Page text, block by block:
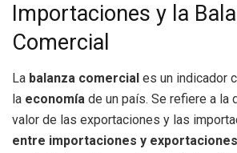
Importaciones y la
Comercial
La balanza comercial es un indicador
la economía de un país. Se refiere a la
valor de las exportaciones y las
entre importaciones y exportaciones